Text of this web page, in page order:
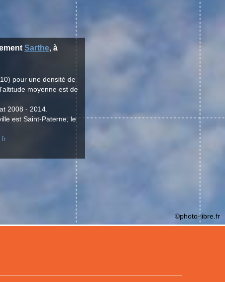
Sarthe, à
pour une densité de
moyenne est de
2008 - 2014.
est Saint-Paterne, le
©photo-libre.fr